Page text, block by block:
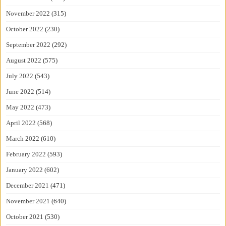
November 2022 (315)
October 2022 (230)
September 2022 (292)
August 2022 (575)
July 2022 (543)
June 2022 (514)
May 2022 (473)
April 2022 (568)
March 2022 (610)
February 2022 (593)
January 2022 (602)
December 2021 (471)
November 2021 (640)
October 2021 (530)